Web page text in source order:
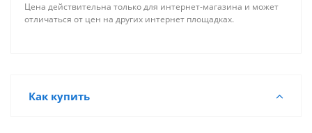
Цена действительна только для интернет-магазина и может
отличаться от цен на других интернет площадках.
Как купить